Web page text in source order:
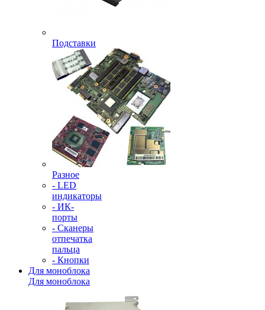
Подставки
Разное
- LED
индикаторы
- ИК-
порты
- Сканеры
отпечатка
пальца
- Кнопки
Для моноблока
Для моноблока